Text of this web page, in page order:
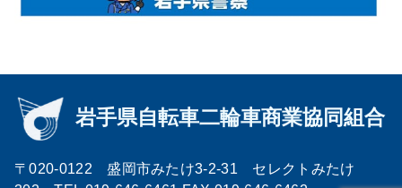
〒020-0122 盛岡市みたけ3-2-31 セレクトみたけ